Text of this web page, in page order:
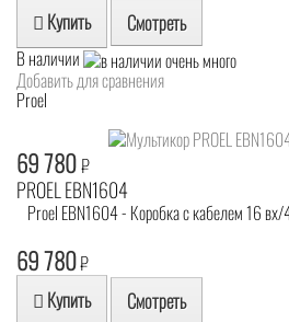
Купить Смотреть
В наличии
Добавить для сравнения
Proel
69 780₽
PROEL EBN1604
Proel EBN1604 - Коробка с кабелем 16
69 780₽
Купить Смотреть